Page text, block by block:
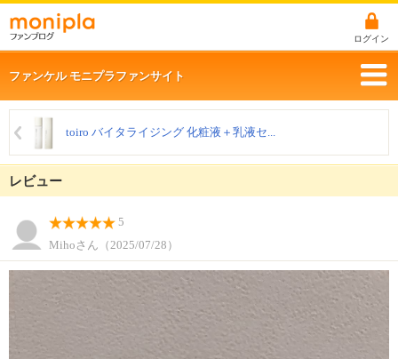
ログイン
ファンケル モニプラファンサイト
toiro バイタライジング 化粧液＋乳液セ...
レビュー
5
Mihoさん（2025/07/28）